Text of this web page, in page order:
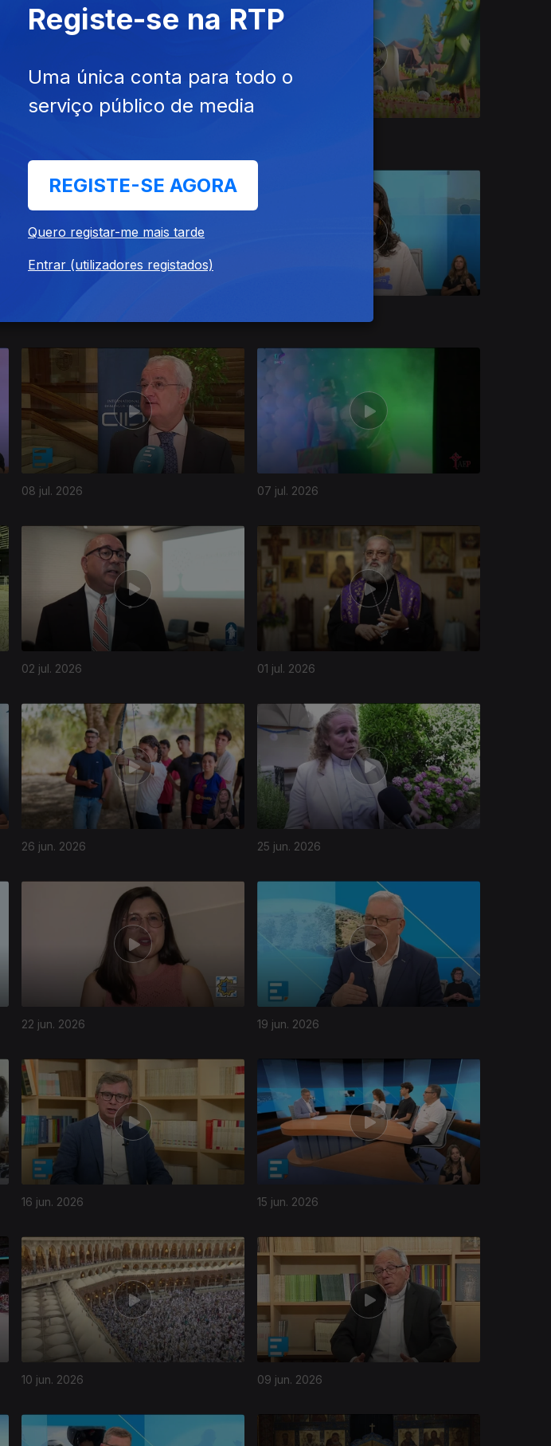
08 jul. 2026 07 jul. 2026
02 jul. 2026 01 jul. 2026
26 jun. 2026 25 jun. 2026
22 jun. 2026 19 jun. 2026
16 jun. 2026 15 jun. 2026
10 jun. 2026 09 jun. 2026
Registe-se na RTP
Uma única conta para todo o
serviço público de media
REGISTE-SE AGORA
Quero registar-me mais tarde
Entrar (utilizadores registados)